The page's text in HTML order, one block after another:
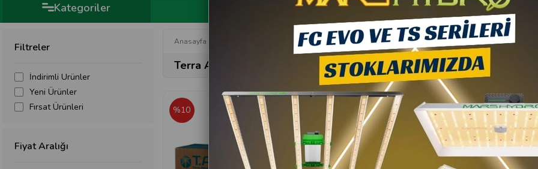
Kategoriler Kargom Nerede? Bitki Besin
Filtreler
İndirimli Ürünler
Yeni Ürünler
Fırsat Ürünleri
Fiyat Aralığı
Anasayfa Terra Aquatica Organic
Terra Aquatica Organic
%10 %10